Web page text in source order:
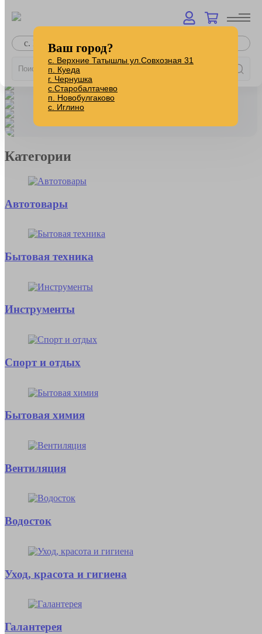
с. Верхние Татышлы
Категории
Автотовары
Бытовая техника
Инструменты
Спорт и отдых
Бытовая химия
Вентиляция
Водосток
Уход, красота и гигиена
Галантерея
Ваш город?
с. Верхние Татышлы ул.Совхозная 31
п. Куеда
г. Чернушка
с.Старобалтачево
п. Новобулгаково
с. Иглино